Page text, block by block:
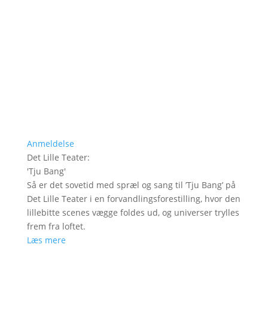
Anmeldelse
Det Lille Teater:
'Tju Bang'
Så er det sovetid med spræl og sang til ’Tju Bang’ på
Det Lille Teater i en forvandlingsforestilling, hvor den
lillebitte scenes vægge foldes ud, og universer trylles
frem fra loftet.
Læs mere